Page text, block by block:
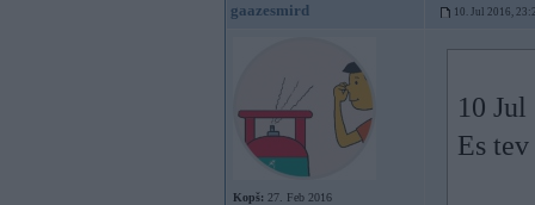
gaazesmird 10. Jul 2016,
Kopš: 27. Feb 2016
10
Es